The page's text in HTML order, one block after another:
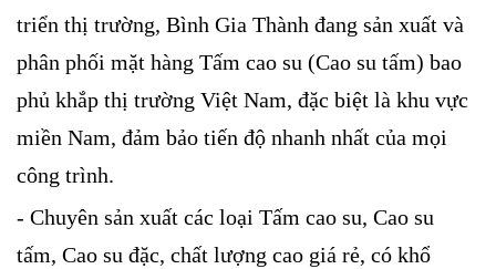
triển thị trường, Bình Gia Thành đang sản xuất và
phân phối mặt hàng Tấm cao su (Cao su tấm) bao
phủ khắp thị trường Việt Nam, đặc biệt là khu vực
miền Nam, đảm bảo tiến độ nhanh nhất của mọi
công trình.
- Chuyên sản xuất các loại Tấm cao su, Cao su
tấm, Cao su đặc, chất lượng cao giá rẻ, có khổ